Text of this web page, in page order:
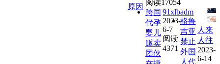
原因
阅读17054
跨国
代孕
婴儿
贩卖
团伙
91xlbadm
2023-
6-7
阅读
4371
格鲁
吉亚
禁止
外国
人代
人来
人往
2023-
6-14